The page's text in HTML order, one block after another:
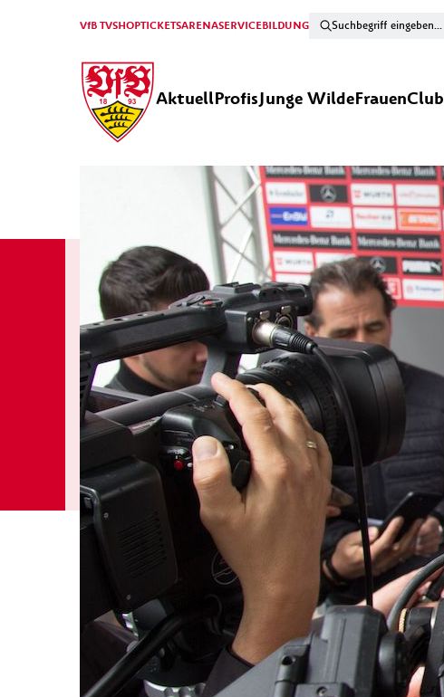
VfB TVSHOPTICKETSARENASERVICEBILDUNG
AktuellProfisJunge WildeFrauenClub